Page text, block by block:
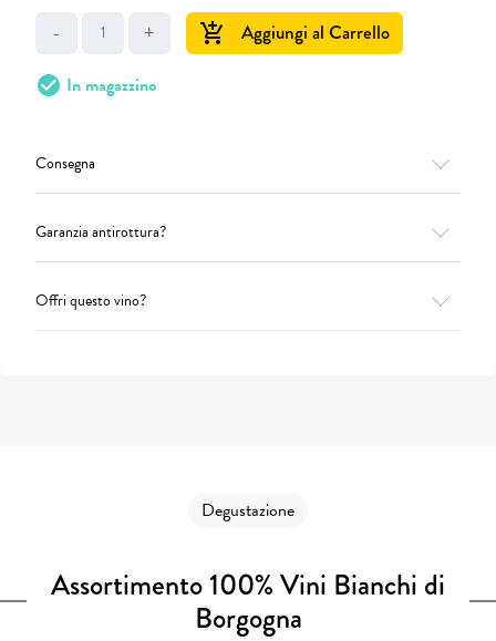
- + add_shopping_cart Aggiungi al Carrello
check_circle In magazzino
Consegna
Garanzia antirottura?
Offri questo vino?
Degustazione
Assortimento 100% Vini Bianchi di
Borgogna